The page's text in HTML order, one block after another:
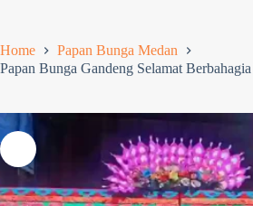
Home
Papan Bunga Medan
Papan Bunga Gandeng Selamat Berbahagia